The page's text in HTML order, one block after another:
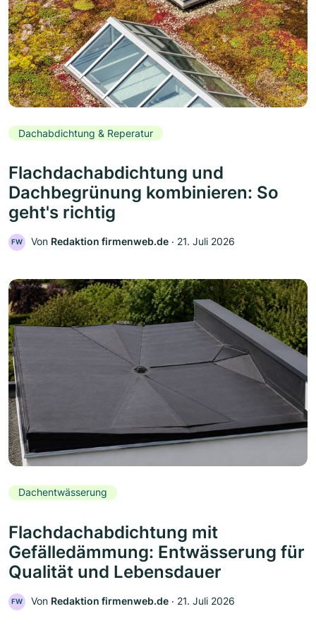
Dachabdichtung & Reperatur
Flachdachabdichtung und
Dachbegrünung kombinieren: So
geht's richtig
FW Von Redaktion firmenweb.de ‧ 21. Juli 2026
Dachentwässerung
Flachdachabdichtung mit
Gefälledämmung: Entwässerung für
Qualität und Lebensdauer
FW Von Redaktion firmenweb.de ‧ 21. Juli 2026